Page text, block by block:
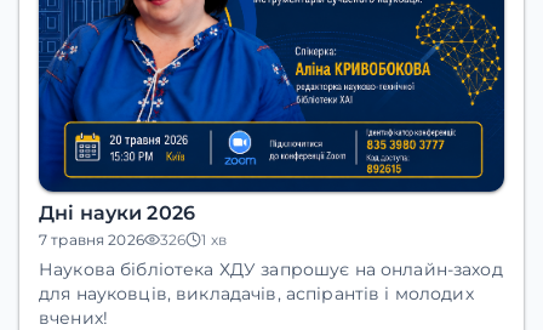
Дні науки 2026
7 травня 2026 326 1 хв
Наукова бібліотека ХДУ запрошує на онлайн-заход
для науковців, викладачів, аспірантів і молодих
вчених!